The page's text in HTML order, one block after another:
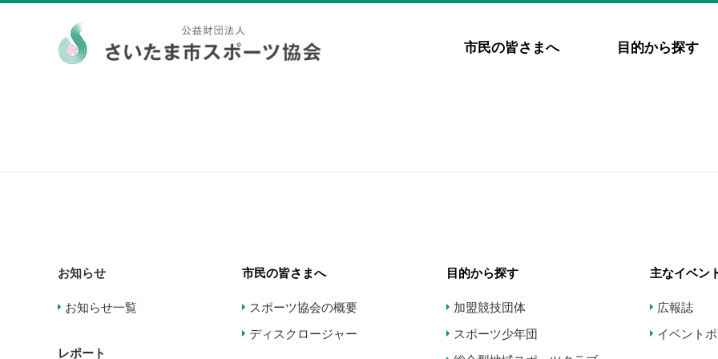
市民の皆さまへ 目的から探す
お知らせ
お知らせ一覧
レポート
市民の皆さまへ
スポーツ協会の概要
ディスクロージャー
目的から探す
加盟競技団体
スポーツ少年団
主なイベン
広報誌
イベント